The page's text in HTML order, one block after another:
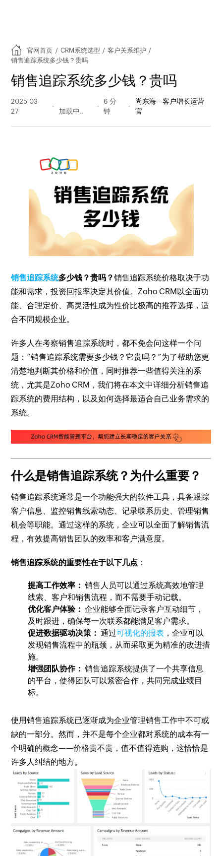
官网首页 / CRM系统选型 / 客户关系维护 /
销售追踪系统多少钱？贵吗
销售追踪系统多少钱？贵吗
2025-03-
27
量
6 分
钟
尚东海—客户增长运营
官
销售追踪系统多少钱？贵吗？销售追踪系统价格取决于功
能和需求，投资回报率决定其价值。Zoho CRM以全面功
能、合理定价、高灵活性成为性价比极高的推荐选择，适
合不同规模企业。
许多人在考察销售追踪系统时，都不免会问这样一个问
题：“销售追踪系统需要多少钱？它贵吗？”为了帮助您更
清楚地判断其价格和价值，同时推荐一些值得关注的系
统，尤其是Zoho CRM，我们将在本文中详细分析销售追
踪系统的费用结构，以及如何选择最适合自己业务需求的
系统。
什么是销售追踪系统？为什么重要？
销售追踪系统通常是一个功能强大的软件工具，具备跟踪
客户信息、监控销售线索动态、记录联系历史、管理销售
机会等职能。通过这样的系统，企业可以全面了解销售流
程，有效提高销售团队的效率和客户满意度。
销售追踪系统的重要性在于以下几点 ：
提高工作效率： 销售人员可以通过系统高效地管理
线索、客户和销售流程，而不需要手动记载。
优化客户体验： 企业能够全面记录客户互动细节，
及时跟进，确保每一次联系都能满足客户需求。
促进数据驱动决策： 通过可视化的报表 ，企业可以
发现销售流程中的瓶颈，从而采取更为精准的改进措
施。
增强团队协作： 销售追踪系统提供了一个共享信息
的平台，使得团队可以紧密合作，共同完成业绩目
标。
使用销售追踪系统已逐渐成为企业管理销售工作中不可或
缺的一部分。然而，并不是每个企业都对系统的成本有一
个明确的概念——价格贵不贵，值不值得选购，这恰恰是
许多人纠结的地方。